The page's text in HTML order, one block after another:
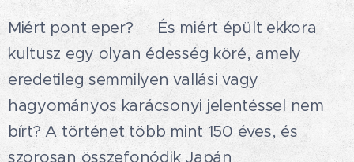
Miért pont eper?🍓 És miért épült ekkora
kultusz egy olyan édesség köré, amely
eredetileg semmilyen vallási vagy
hagyományos karácsonyi jelentéssel nem
bírt? A történet több mint 150 éves, és
szorosan összefonódik Japán